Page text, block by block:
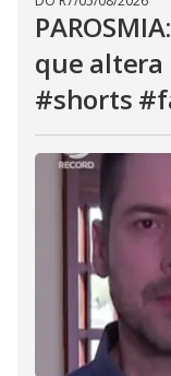
que altera
#shorts